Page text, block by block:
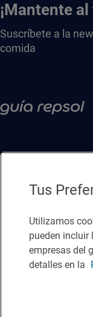
¡Mantente
Suscríbete a la
comida
Política de privacidad
Tus
Utilizamos
pueden incluir
empresas del
detalles en la